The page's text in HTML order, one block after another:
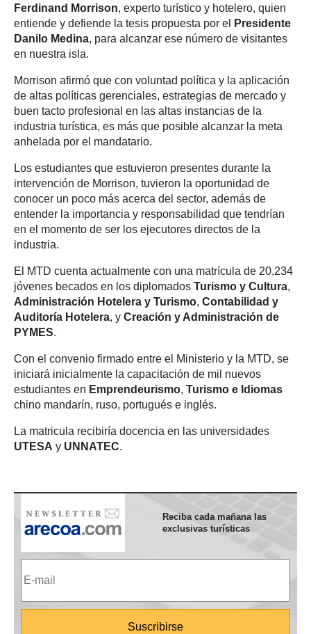
Ferdinand Morrison, experto turístico y hotelero, quien
entiende y defiende la tesis propuesta por el
Presidente
Danilo Medina, para alcanzar ese número de visitantes
en nuestra isla.
Morrison afirmó que con voluntad política y la aplicación
de altas políticas gerenciales, estrategias de mercado y
buen tacto profesional en las altas instancias de la
industria turística, es más que posible alcanzar la meta
anhelada por el mandatario.
Los estudiantes que estuvieron presentes durante la
intervención de Morrison, tuvieron la oportunidad de
conocer un poco más acerca del sector, además de
entender la importancia y responsabilidad que tendrían
en el momento de ser los ejecutores directos de la
industria.
El MTD cuenta actualmente con una matrícula de 20,234
jóvenes becados en los diplomados Turismo y Cultura,
Administración Hotelera y Turismo, Contabilidad y
Auditoría Hotelera, y Creación y Administración de
PYMES.
Con el convenio firmado entre el Ministerio y la MTD, se
iniciará inicialmente la capacitación de mil nuevos
estudiantes en Emprendeurismo, Turismo e Idiomas
chino mandarín, ruso, portugués e inglés.
La matricula recibiría docencia en las universidades
UTESA y UNNATEC.
Reciba cada mañana las
exclusivas turísticas